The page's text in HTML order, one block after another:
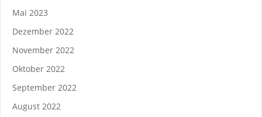
Mai 2023
Dezember 2022
November 2022
Oktober 2022
September 2022
August 2022